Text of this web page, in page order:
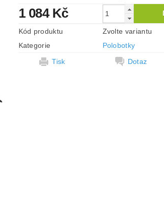
1 084 Kč
Kód produktu
Zvolte variantu
Kategorie
Polobotky
Tisk
Dotaz